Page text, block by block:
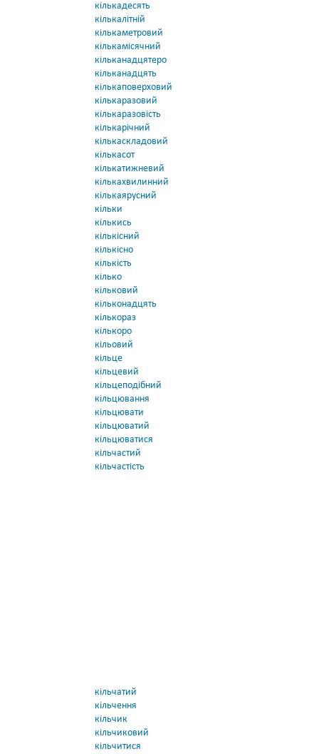
кількадесять
кількалітній
кількаметровий
кількамісячний
кільканадцятеро
кільканадцять
кількаповерховий
кількаразовий
кількаразовість
кількарічний
кількаскладовий
кількасот
кількатижневий
кількахвилинний
кількаярусний
кільки
кількись
кількісний
кількісно
кількість
кілько
кільковий
кільконадцять
кількораз
кількоро
кільовий
кільце
кільцевий
кільцеподібний
кільцювання
кільцювати
кільцюватий
кільцюватися
кільчастий
кільчастість
кільчатий
кільчення
кільчик
кільчиковий
кільчитися